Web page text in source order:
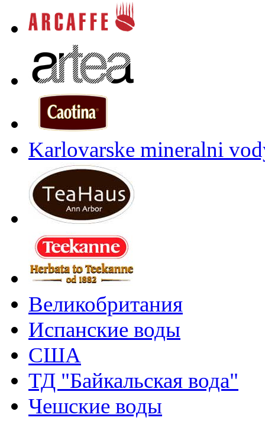
Karlovarske mineralni
Великобритания
Испанские воды
США
ТД "Байкальская вода"
Чешские воды